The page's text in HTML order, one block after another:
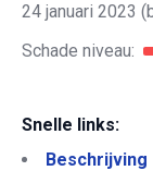
24 januari 2023
Schade niveau:
Snelle links:
Beschrijving